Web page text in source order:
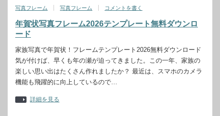
写真フレーム 写真フレーム コメントを書く
年賀状写真フレーム2026テンプレート無料ダウンロ
ード
家族写真で年賀状！フレームテンプレート2026無料ダウンロード
気が付けば、早くも年の瀬が迫ってきました。この一年、家族の
楽しい思い出はたくさん作れましたか？ 最近は、スマホのカメラ
機能も飛躍的に向上しているので…
詳細を見る